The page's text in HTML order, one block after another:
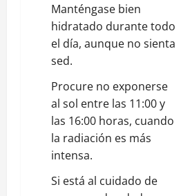
Manténgase bien
hidratado durante todo
el día, aunque no sienta
sed.
Procure no exponerse
al sol entre las 11:00 y
las 16:00 horas, cuando
la radiación es más
intensa.
Si está al cuidado de